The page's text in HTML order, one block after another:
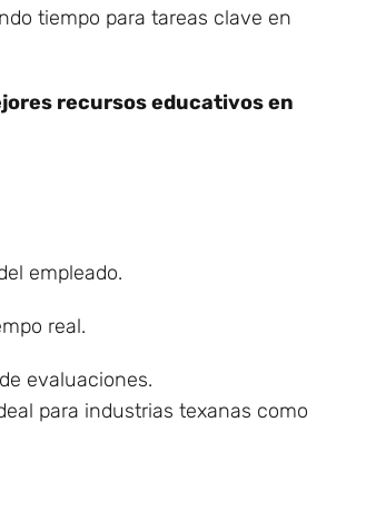
tiempo para tareas clave en
recursos educativos en
empleado.
real.
evaluaciones.
para industrias texanas como